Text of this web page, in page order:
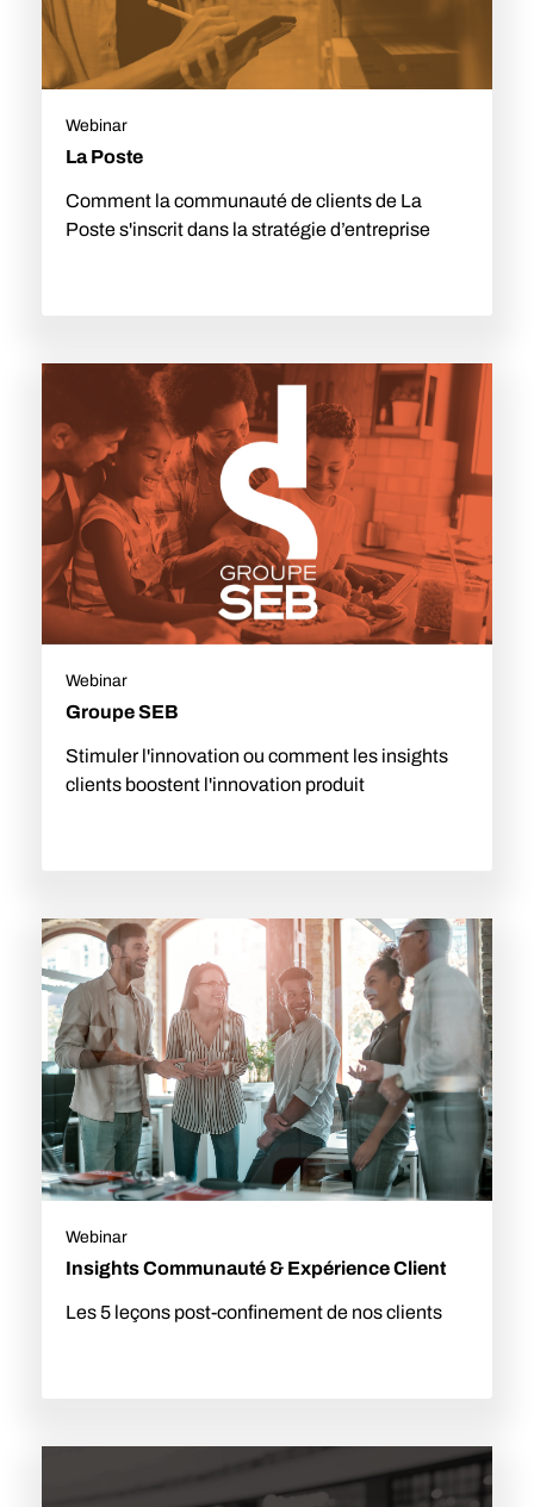
Webinar
La Poste
Comment la communauté de clients de La
Poste s'inscrit dans la stratégie d’entreprise
Webinar
Groupe SEB
Stimuler l'innovation ou comment les insights
clients boostent l'innovation produit
Webinar
Insights Communauté & Expérience Client
Les 5 leçons post-confinement de nos clients